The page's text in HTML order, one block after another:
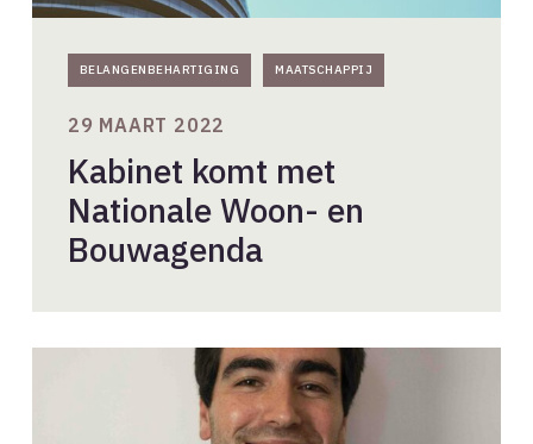
BELANGENBEHARTIGING MAATSCHAPPIJ
Kabinet komt met
Nationale Woon- en
Bouwagenda
29 MAART 2022